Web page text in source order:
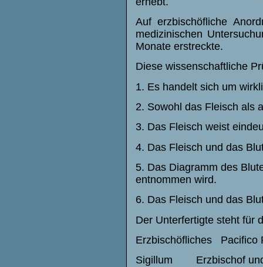
Auf erzbischöfliche
medizinischen
Monate erstreckte.
Diese wissenschaftliche
1. Es handelt sich um
2. Sowohl das Fleisch als
3. Das Fleisch weist
4. Das Fleisch und das
5. Das Diagramm des
entnommen wird.
6. Das Fleisch und das
Der Unterfertigte steht für
Erzbischöfliches Pacifico
Sigillum Erzbischof